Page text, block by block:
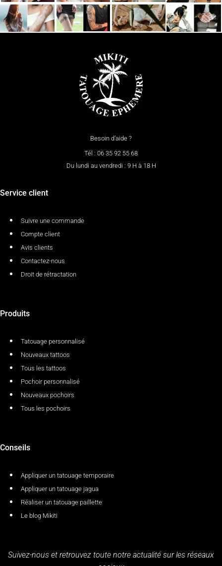
Besoin d’aide ?
Tél : 06 35 92 55 68
Du lundi au vendredi : 9 H à 18 H
Service client
Suivre une commande
Compte client
Avis clients
Contactez-nous
Droit de rétractation
Produits
Tatouage personnalisé
Nouveaux tattoos
Tous les tattoos
Pochoir personnalisé
Nouveaux pochoirs
Tous les pochoirs
Conseils
Appliquer un tatouage temporaire
Appliquer un tatouage jagua
Réaliser un tatouage paillette
Le blog Mikiti
Suivez-nous et retrouvez toute notre actualité sur les réseaux